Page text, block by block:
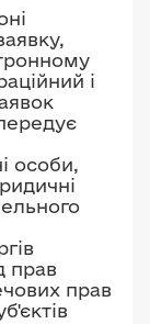
і
особи,
прав
прав